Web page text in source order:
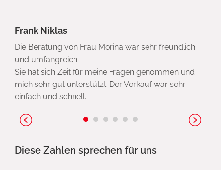
Frank Niklas
Die Beratung von Frau Morina war sehr freundlich
und umfangreich.
Sie hat sich Zeit für meine Fragen genommen und
mich sehr gut unterstützt. Der Verkauf war sehr
einfach und schnell.
Diese Zahlen sprechen für uns